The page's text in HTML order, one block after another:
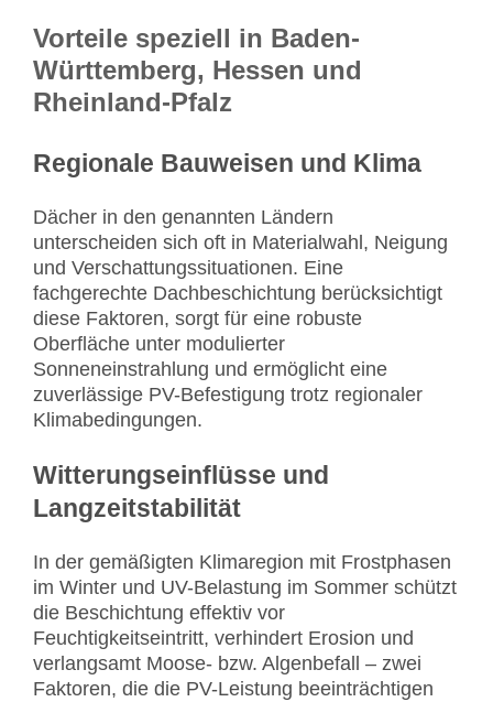
Vorteile speziell in Baden-
Württemberg, Hessen und
Rheinland-Pfalz
Regionale Bauweisen und Klima
Dächer in den genannten Ländern
unterscheiden sich oft in Materialwahl, Neigung
und Verschattungssituationen. Eine
fachgerechte Dachbeschichtung berücksichtigt
diese Faktoren, sorgt für eine robuste
Oberfläche unter modulierter
Sonneneinstrahlung und ermöglicht eine
zuverlässige PV-Befestigung trotz regionaler
Klimabedingungen.
Witterungseinflüsse und
Langzeitstabilität
In der gemäßigten Klimaregion mit Frostphasen
im Winter und UV-Belastung im Sommer schützt
die Beschichtung effektiv vor
Feuchtigkeitseintritt, verhindert Erosion und
verlangsamt Moose- bzw. Algenbefall – zwei
Faktoren, die die PV-Leistung beeinträchtigen